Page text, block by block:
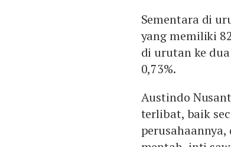
Sementara di
yang memiliki
di urutan ke
0,73%.
Austindo
terlibat, baik